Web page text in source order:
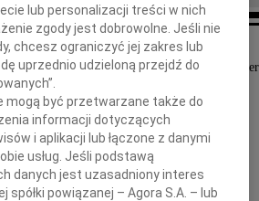
głębokim żalem przyjęliśmy wiadomość o
Pana
lub personalizacji treści w nich
zgody jest dobrowolne. Jeśli nie
chcesz ograniczyć jej zakres lub
uprzednio udzieloną przejdź do
mogą być przetwarzane także do
informacji dotyczących
i aplikacji lub łączone z danymi
usług. Jeśli podstawą
danych jest uzasadniony interes
spółki powiązanej – Agora S.A. – lub